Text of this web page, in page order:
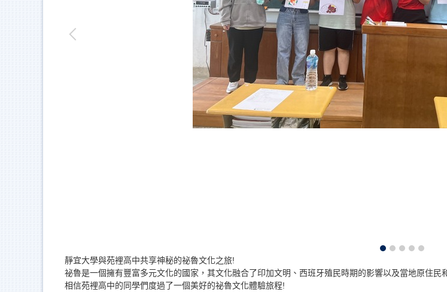
靜宜大學與苑裡高中共享神秘的祕魯文化之旅!
祕魯是一個擁有豐富多元文化的國家，其文化融合了印加文明、西班牙殖民時期的影響以及當地原住民
相信苑裡高中的同學們度過了一個美好的祕魯文化體驗旅程!